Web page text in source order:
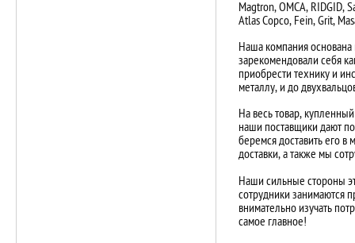
Magtron, OMCA,
Atlas Copco, Fein, Grit,
Наша компания
зарекомендовали себя
приобрести технику и
металлу, и до
На весь товар,
наши поставщики дают
беремся доставить его
доставки, а также мы
Наши сильные стороны
сотрудники занимаются
внимательно изучать
самое главное!